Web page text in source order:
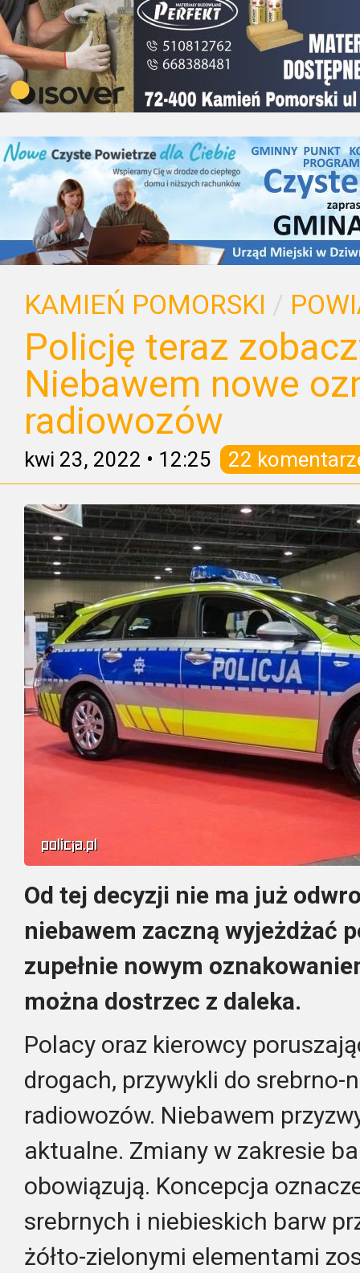
KAMIEŃ POMORSKI /
Policję teraz
Niebawem nowe
radiowozów
kwi 23, 2022 • 12:25 22
Od tej decyzji nie ma już
niebawem zaczną wyjeżdżać
zupełnie nowym
można dostrzec z daleka.
Polacy oraz kierowcy
drogach, przywykli do
radiowozów. Niebawem
aktualne. Zmiany w zakresie
obowiązują. Koncepcja
srebrnych i niebieskich barw
żółto-zielonymi elementami